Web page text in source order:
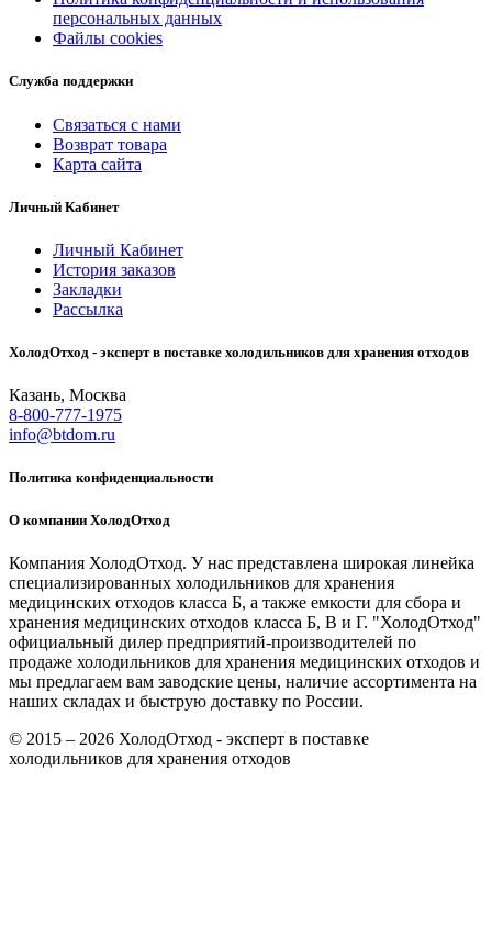
персональных данных
Файлы cookies
Служба поддержки
Связаться с нами
Возврат товара
Карта сайта
Личный Кабинет
Личный Кабинет
История заказов
Закладки
Рассылка
ХолодОтход - эксперт в поставке холодильников для хранения отходов
Казань, Москва
8-800-777-1975
info@btdom.ru
Политика конфиденциальности
О компании ХолодОтход
Компания ХолодОтход. У нас представлена широкая линейка
специализированных холодильников для хранения
медицинских отходов класса Б, а также емкости для сбора и
хранения медицинских отходов класса Б, В и Г. "ХолодОтход"
официальный дилер предприятий-производителей по
продаже холодильников для хранения медицинских отходов и
мы предлагаем вам заводские цены, наличие ассортимента на
наших складах и быструю доставку по России.
© 2015 – 2026 ХолодОтход - эксперт в поставке
холодильников для хранения отходов